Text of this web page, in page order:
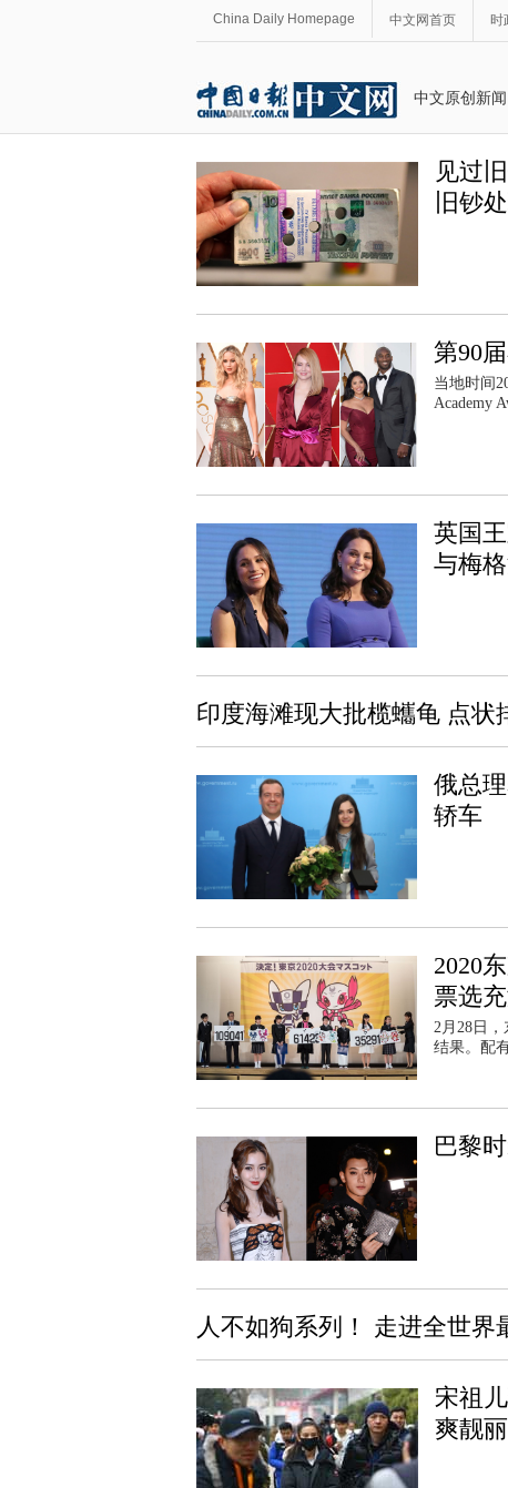
China Daily Homepage 中文网首页 时
中文原创新闻
见过
旧钞
第90
当地时间
Academy
英国
与梅
印度海滩现大批榄蠵龟 点状
俄总
轿车
2020
票选
2月28日
结果。配
巴黎
人不如狗系列！ 走进全世界
宋祖
爽靓丽